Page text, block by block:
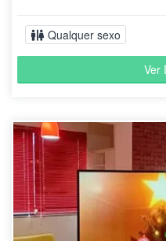
Qualquer sexo
Ver